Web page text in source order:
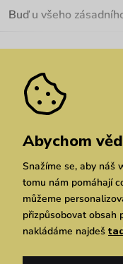
Materiály a údržba
Pozáruční opravy
Velkoobchod
We Care
Dárkové poukazy
Vuchlook
Prodejny
Praha Brno
Buď u všeho
Zásady ochrany osobních
Abychom
Snažíme se, aby náš
tomu nám pomáhají
můžeme
přizpůsobovat obsah
nakládáme najdeš